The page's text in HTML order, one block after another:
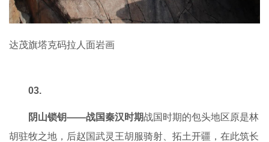
达茂旗塔克码拉人面岩画
03.
阴山锁钥——战国秦汉时期战国时期的包头地区原是林
胡驻牧之地，后赵国武灵王胡服骑射、拓土开疆，在此筑长